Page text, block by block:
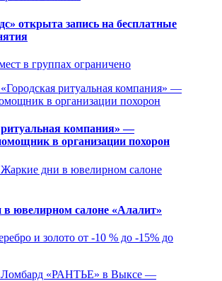
открыта запись на бесплатные
в группах ограничено
ритуальная компания» —
в организации похорон
ювелирном салоне «Алалит»
и золото от -10 % до -15% до